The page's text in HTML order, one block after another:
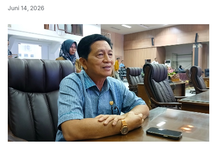
Juni 14, 2026